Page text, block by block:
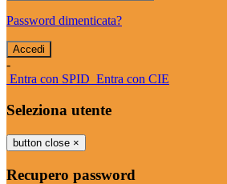
Password dimenticata?
-
Entra con SPID Entra con CIE
Seleziona utente
button close ×
Recupero password